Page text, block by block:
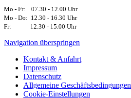
Mo - Fr: 07.30 - 12.00 Uhr
Mo - Do: 12.30 - 16.30 Uhr
Fr: 12.30 - 15.00 Uhr
Navigation überspringen
Kontakt & Anfahrt
Impressum
Datenschutz
Allgemeine Geschäftsbedingungen
Cookie-Einstellungen